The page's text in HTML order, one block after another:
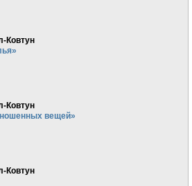
Ковтун
Ковтун
вещей»
Ковтун